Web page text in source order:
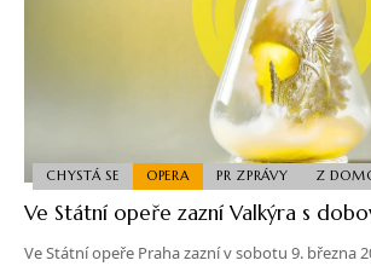
CHYSTÁ SE OPERA PR ZPRÁVY Z
Ve Státní opeře zazní Valkýra s
Ve Státní opeře Praha zazní v sobotu 9. března